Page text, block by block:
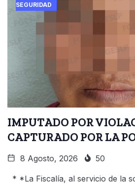
SEGURIDAD
IMPUTADO POR
CAPTURADO POR LA
8 Agosto, 2026 50
* *La Fiscalía, al servicio de la